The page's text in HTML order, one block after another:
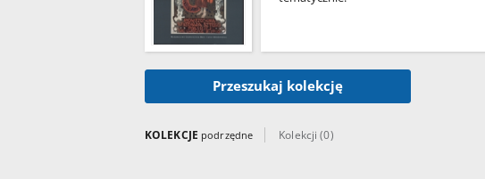
Przeszukaj kolekcję
KOLEKCJE podrzędne Kolekcji (0)